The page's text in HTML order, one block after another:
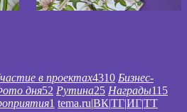
в проектах4310 Бизнес-
дня52 Рутина25 Награды115
1 tema.ru|ВК|ТГ|ИГ|ТТ